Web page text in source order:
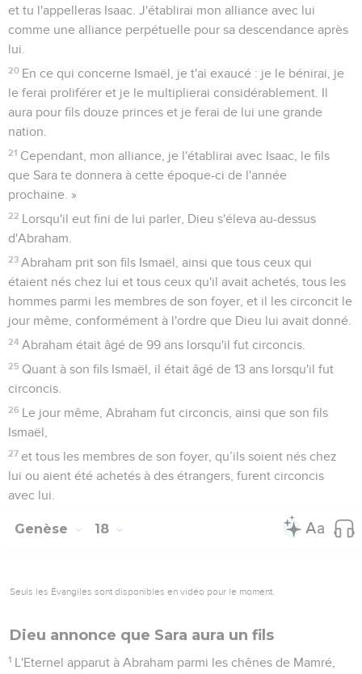
et tu l'appelleras Isaac. J'établirai mon alliance avec lui
comme une alliance perpétuelle pour sa descendance après
lui.
20 En ce qui concerne Ismaël, je t'ai exaucé : je le bénirai, je
le ferai proliférer et je le multiplierai considérablement. Il
aura pour fils douze princes et je ferai de lui une grande
nation.
21 Cependant, mon alliance, je l'établirai avec Isaac, le fils
que Sara te donnera à cette époque-ci de l'année
prochaine. »
22 Lorsqu'il eut fini de lui parler, Dieu s'éleva au-dessus
d'Abraham.
23 Abraham prit son fils Ismaël, ainsi que tous ceux qui
étaient nés chez lui et tous ceux qu'il avait achetés, tous les
hommes parmi les membres de son foyer, et il les circoncit le
jour même, conformément à l'ordre que Dieu lui avait donné.
24 Abraham était âgé de 99 ans lorsqu'il fut circoncis.
25 Quant à son fils Ismaël, il était âgé de 13 ans lorsqu'il fut
circoncis.
26 Le jour même, Abraham fut circoncis, ainsi que son fils
Ismaël,
27 et tous les membres de son foyer, qu’ils soient nés chez
lui ou aient été achetés à des étrangers, furent circoncis
avec lui.
Genèse 18
Seuls les Évangiles sont disponibles en vidéo pour le moment.
Dieu annonce que Sara aura un fils
1 L'Eternel apparut à Abraham parmi les chênes de Mamré,